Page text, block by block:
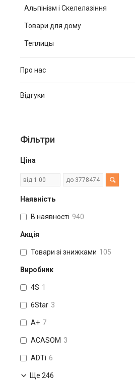
Альпінізм і Скелелазіння
Товари для дому
Теплицы
Про нас
Відгуки
Фільтри
Ціна
Наявність
В наявності 940
Акція
Товари зі знижками 105
Виробник
4S 1
6Star 3
A+ 7
ACASOM 3
ADTi 6
Ще 246